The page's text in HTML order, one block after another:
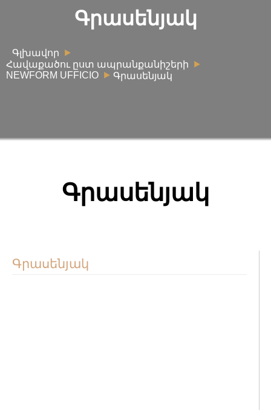
Գրասենյակ
Գլխավոր
Հավաքածու ըստ ապրանքանիշերի
NEWFORM UFFICIO
Գրասենյակ
Գրասենյակ
Գրասենյակ